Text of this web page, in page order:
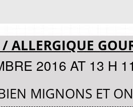
ALLERGIQUE
2016 AT 13 H
MIGNONS ET